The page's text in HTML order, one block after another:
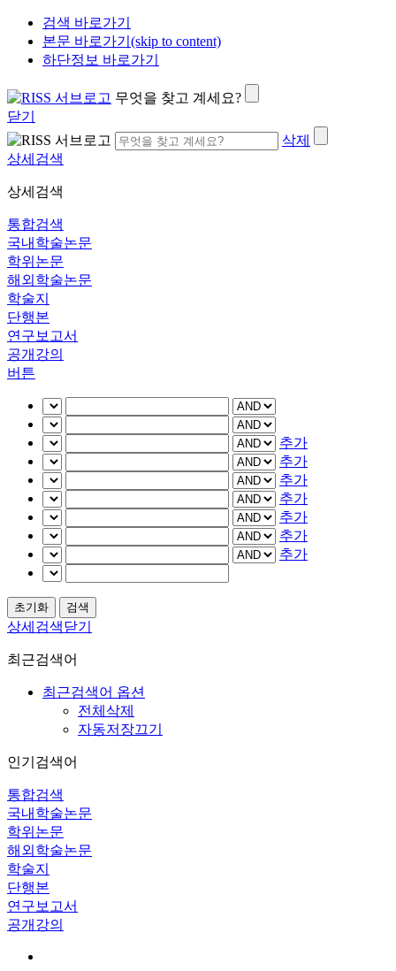
검색 바로가기
본문 바로가기(skip to content)
하단정보 바로가기
무엇을 찾고 계세요?
닫기
삭제
상세검색
상세검색
통합검색
국내학술논문
학위논문
해외학술논문
학술지
단행본
연구보고서
공개강의
버튼
추가
추가
추가
추가
추가
추가
추가
상세검색닫기
최근검색어
최근검색어 옵션
전체삭제
자동저장끄기
인기검색어
통합검색
국내학술논문
학위논문
해외학술논문
학술지
단행본
연구보고서
공개강의